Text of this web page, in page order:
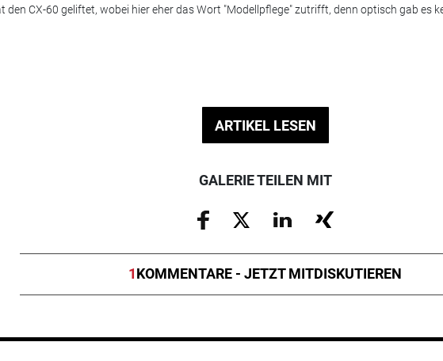
den CX-60 geliftet, wobei hier eher das Wort "Modellpflege" zutrifft, denn optisch gab es
ARTIKEL LESEN
GALERIE TEILEN MIT
1KOMMENTARE - JETZT MITDISKUTIEREN